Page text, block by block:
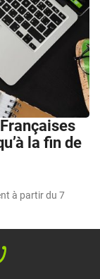
la fin de
à partir du 7